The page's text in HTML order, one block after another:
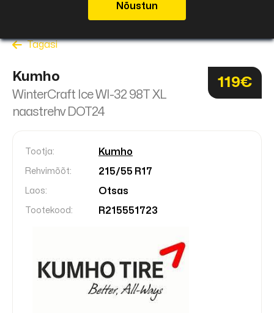
Tagasi
Kumho
WinterCraft Ice WI-32 98T XL
naastrehv DOT24
119€
Tootja: Kumho
Rehvimõõt: 215/55 R17
Laos: Otsas
Tootekood: R215551723
Nõustun